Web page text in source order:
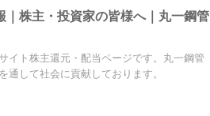
｜株主・投資家の皆様へ｜丸一鋼管
イト株主還元・配当ページです。丸一鋼管
通して社会に貢献しております。